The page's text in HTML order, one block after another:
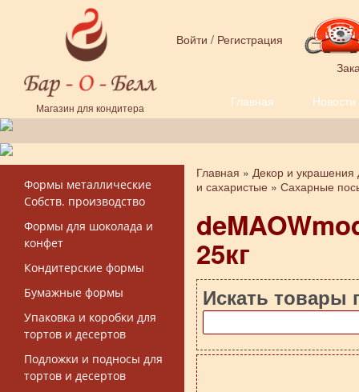
Перейти к основному содержанию
Магазин для кондитера
Войти / Регистрация
Главная Новости
Форма поиска
Формы металлические
Собств. производство
Формы для шоколада и
конфет
Кондитерские формы
Бумажные формы
Упаковка и коробки для
тортов и десертов
Подложки и подносы для
тортов и десертов
Вы здесь
Главная » Декор и украшения
и сахаристые » Сахарные
25кг
Искать товары